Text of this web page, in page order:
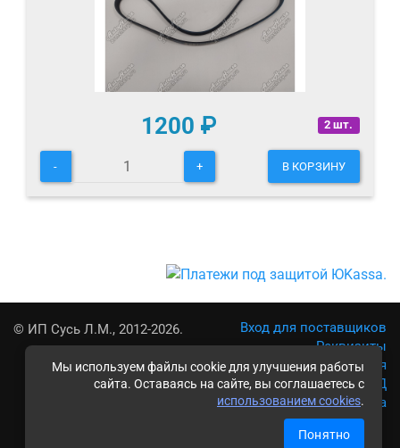
Мы используем файлы cookie для улучшения работы
сайта. Оставаясь на сайте, вы соглашаетесь с
использованием cookies.
Понятно
2 шт.
1200 ₽
- + В КОРЗИНУ
© ИП Сусь Л.М., 2012-2026.
Вход для поставщиков
Реквизиты
Условия использования
Политика обработки ПД
Карта сайта